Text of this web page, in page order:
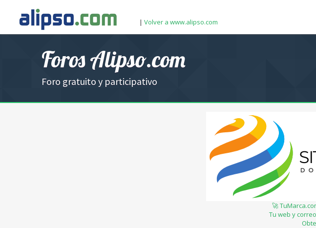
| Volver a www.alipso.com
Foros Alipso.com
Foro gratuito y participativo
🚀
Tu web y